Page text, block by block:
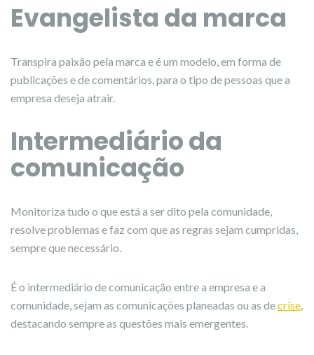
Evangelista da marca
Transpira paixão pela marca e é um modelo, em forma de
publicações e de comentários, para o tipo de pessoas que a
empresa deseja atrair.
Intermediário da
comunicação
Monitoriza tudo o que está a ser dito pela comunidade,
resolve problemas e faz com que as regras sejam cumpridas,
sempre que necessário.
É o intermediário de comunicação entre a empresa e a
comunidade, sejam as comunicações planeadas ou as decrise,
destacando sempre as questões mais emergentes.